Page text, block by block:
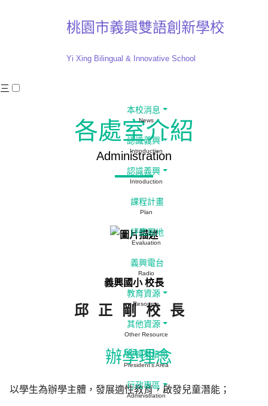
:::
各處室介紹
Administration
義興國小 校長
邱正剛校長
辦學理念
以學生為辦學主體，發展適性教育，啟發兒童潛能；
桃園市義興雙語創新學校
Yi Xing Bilingual & Innovative School
三
本校消息
News
認識義興
Introduction
認識義興
Introduction
課程計畫
Plan
評鑑園地
Evaluation
義興電台
Radio
教育資源
Resource
其他資源
Other Resource
校長來讀冊
President's Area
行政專區
Administration